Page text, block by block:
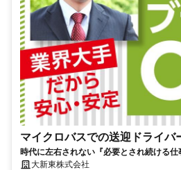
マイクロバスでの送迎ドライバ
時代に左右されない『必要とされ続ける仕
大新東株式会社